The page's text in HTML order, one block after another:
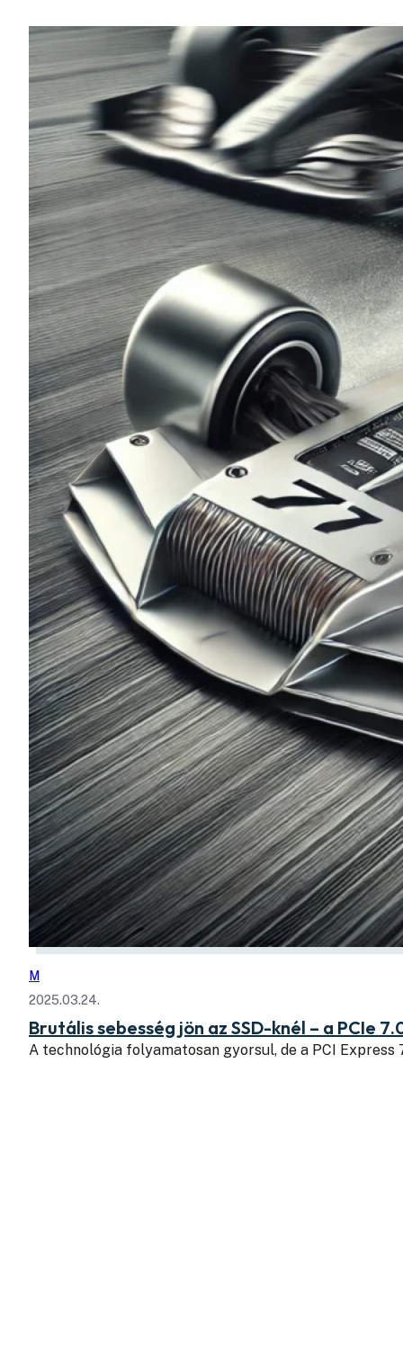
M
2025.03.24.
Brutális sebesség jön az SSD-knél – a PCIe
A technológia folyamatosan gyorsul, de a PCI Express